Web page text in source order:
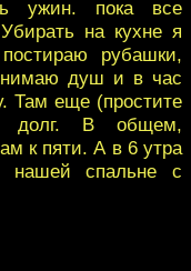
ужин. пока все
на кухне я
рубашки,
душ и в час
Там еще (простите
долг. В общем,
к пяти. А в 6 утра
нашей спальне с